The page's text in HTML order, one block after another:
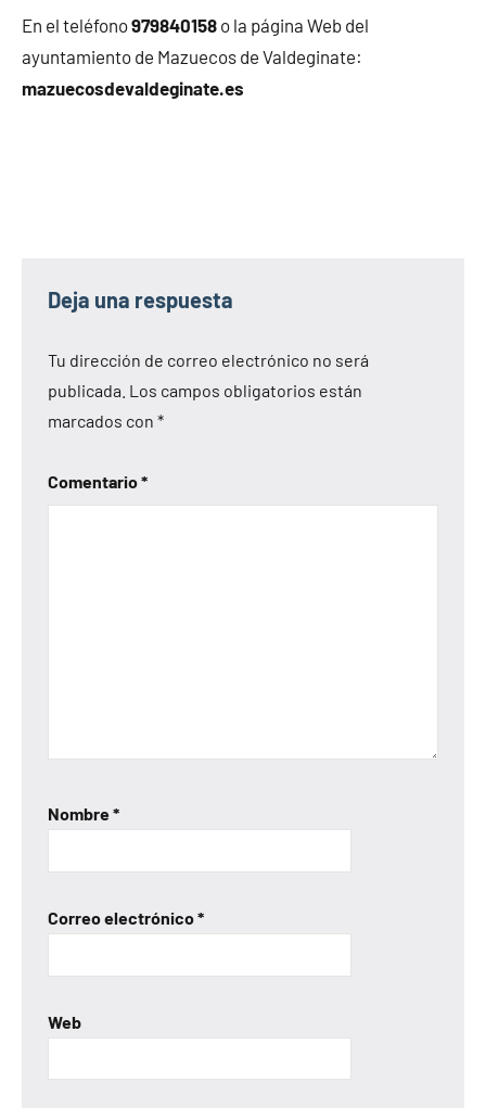
En el teléfono979840158 o la página Web del
ayuntamiento de Mazuecos de Valdeginate:
mazuecosdevaldeginate.es
Deja una respuesta
Tu dirección de correo electrónico no será
publicada. Los campos obligatorios están
marcados con *
Comentario*
Nombre*
Correo electrónico*
Web